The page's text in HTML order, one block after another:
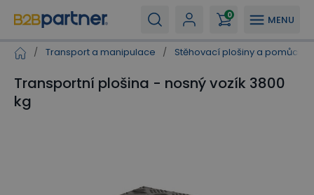
MENU
0
/ Transport a manipulace / Stěhovací plošiny a pomůcky
Transportní plošina - nosný vozík 3800
kg